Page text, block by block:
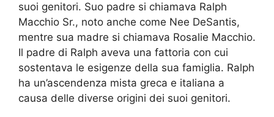
suoi genitori. Suo padre si chiamava Ralph
Macchio Sr., noto anche come Nee DeSantis,
mentre sua madre si chiamava Rosalie Macchio.
Il padre di Ralph aveva una fattoria con cui
sostentava le esigenze della sua famiglia. Ralph
ha un’ascendenza mista greca e italiana a
causa delle diverse origini dei suoi genitori.